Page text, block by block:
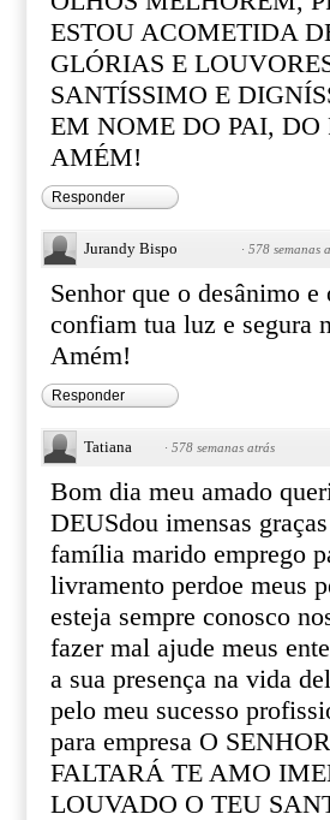
ESTOU ACOMETIDA
GLÓRIAS E
SANTÍSSIMO E
EM NOME DO PAI, DO
AMÉM!
Responder
Jurandy Bispo · 578 semanas
Senhor que o desânimo
confiam tua luz e segura
Amém!
Responder
Tatiana · 578 semanas atrás
Bom dia meu amado
DEUSdou imensas
família marido emprego
livramento perdoe meus
esteja sempre conosco
fazer mal ajude meus
a sua presença na vida
pelo meu sucesso
para empresa O
FALTARÁ TE AMO
LOUVADO O TEU